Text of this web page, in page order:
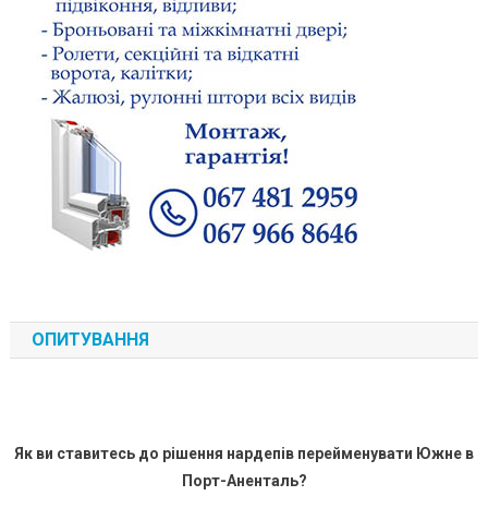
ОПИТУВАННЯ
Як ви ставитесь до рішення нардепів перейменувати Южне в
Порт-Аненталь?